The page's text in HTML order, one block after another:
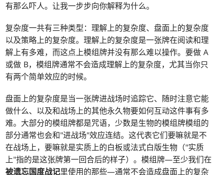
有那么吓人。让我一步步向你解释为什么。
复杂度一共有三种类型：理解上的复杂度、盘面上的复杂度
以及策略上的复杂度。理解上的复杂度是一张牌在阅读和理
解上有多难，而这点上模组牌并没有那么难以操作。要做 A
或做 B，模组牌通常不会造成理解上的复杂度，尤其当你只
有两个简单效应的时候。
盘面上的复杂度是当一张牌进战场时追踪它、随时注意它能
做什么、以及和战场上的其他永久物要如何互动这件事有多
难。大部分的模组牌都是咒语，少数是生物的模组牌模组的
部分通常也会和"进战场"效应连结。这代表它们要嘛就是不
在战场上，要嘛就是实质上的白板或法式白版生物（"实质
上"指的是这张牌第一回合后的样子）。模组牌—至少我们在
被遗忘国度战记里使用的那些—通常不会造成盘面上的复杂